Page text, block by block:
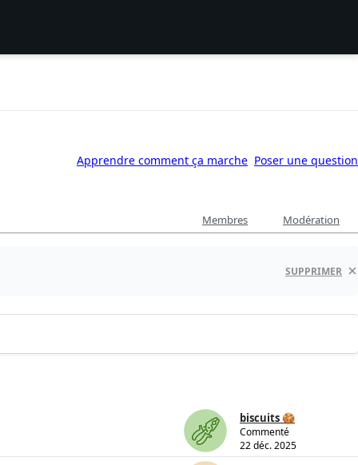
Apprendre comment ça marche Poser une question
Membres Modération
SUPPRIMER
biscuits 🍪
Commenté
22 déc. 2025